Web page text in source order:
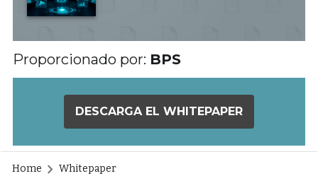
Proporcionado por: BPS
DESCARGA EL WHITEPAPER
Home Whitepaper